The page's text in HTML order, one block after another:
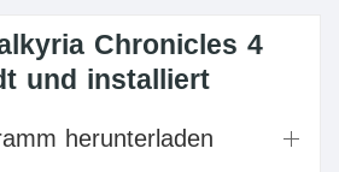
Chronicles 4
und installiert
herunterladen